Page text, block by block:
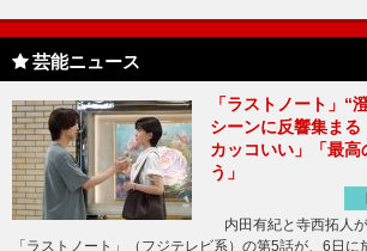
芸能ニュース
「ラストノート」“
シーンに反響集ま
カッコいい」「最高
う」
内田有紀と寺西拓人
「ラストノート」（フジテレビ系）の第5話が、6日に